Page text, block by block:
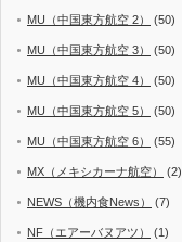
MU（中国東方航空 2） (50)
MU（中国東方航空 3） (50)
MU（中国東方航空 4） (50)
MU（中国東方航空 5） (50)
MU（中国東方航空 6） (55)
MX（メキシカーナ航空） (2)
NEWS（機内食News） (7)
NF（エアーバヌアツ） (1)